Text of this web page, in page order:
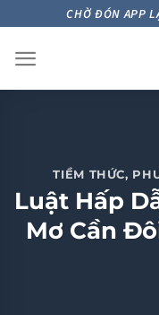
content
CHỜ ĐÓN APP
TIỀM THỨC,
Luật Hấp
Mơ Cần